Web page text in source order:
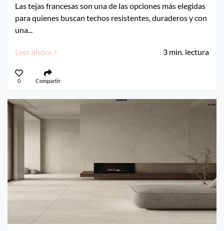
Las tejas francesas son una de las opciones más elegidas
para quienes buscan techos resistentes, duraderos y con
una...
Leer ahora > 3 min. lectura
0 Compartir